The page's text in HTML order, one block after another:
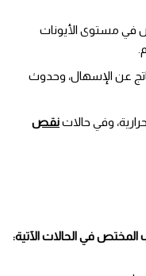
في مستوى الأيونات
عن الإسهال، وحدوث
وفي حالاتنقص
في الحالات الآتية: